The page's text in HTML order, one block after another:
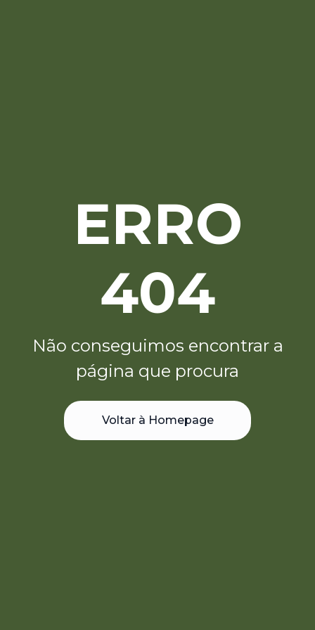
ERRO
404
Não conseguimos encontrar a
página que procura
Voltar à Homepage